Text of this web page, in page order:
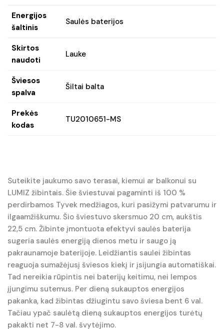
Energijos
šaltinis
Saulės baterijos
Skirtos
naudoti
Lauke
Šviesos
spalva
Šiltai balta
Prekės
kodas
TU2010651-MS
Suteikite jaukumo savo terasai, kiemui ar balkonui su
LUMIZ žibintais. Šie šviestuvai pagaminti iš 100 %
perdirbamos Tyvek medžiagos, kuri pasižymi patvarumu ir
ilgaamžiškumu. Šio šviestuvo skersmuo 20 cm, aukštis
22,5 cm. Žibinte įmontuota efektyvi saulės baterija
sugeria saulės energiją dienos metu ir saugo ją
pakraunamoje baterijoje. Leidžiantis saulei žibintas
reaguoja sumažėjusį šviesos kiekį ir įsijungia automatiškai.
Tad nereikia rūpintis nei baterijų keitimu, nei lempos
įjungimu sutemus. Per dieną sukauptos energijos
pakanka, kad žibintas džiugintu savo šviesa bent 6 val.
Tačiau ypač saulėtą dieną sukauptos energijos turėtų
pakakti net 7-8 val. švytėjimo.